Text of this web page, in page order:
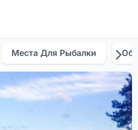
Места Для Рыбалки